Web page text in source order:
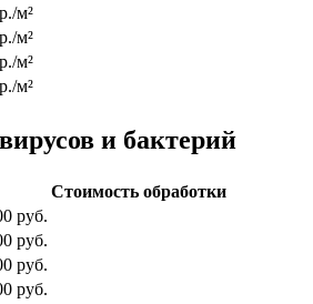
м²
м²
м²
м²
и бактерий
Стоимость обработки
руб.
руб.
руб.
руб.